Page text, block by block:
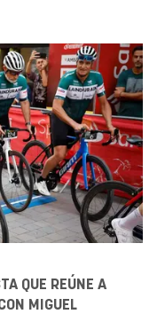
QUE REÚNE A
MIGUEL